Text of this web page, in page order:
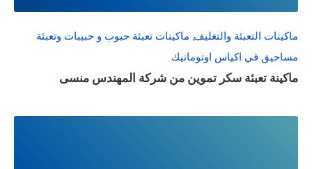
ماكينات التعبئة والتغليف, ماكينات تعبئة حبوب و حبيبات وتعبئة
مساحيق في اكياس اوتوماتيك
ماكينة تعبئة سكر تموين من شركة المهندس منسى